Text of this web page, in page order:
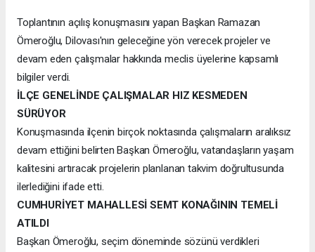
Toplantının açılış konuşmasını yapan Başkan Ramazan
Ömeroğlu, Dilovası'nın geleceğine yön verecek projeler ve
devam eden çalışmalar hakkında meclis üyelerine kapsamlı
bilgiler verdi.
İLÇE GENELİNDE ÇALIŞMALAR HIZ KESMEDEN
SÜRÜYOR
Konuşmasında ilçenin birçok noktasında çalışmaların aralıksız
devam ettiğini belirten Başkan Ömeroğlu, vatandaşların yaşam
kalitesini artıracak projelerin planlanan takvim doğrultusunda
ilerlediğini ifade etti.
CUMHURİYET MAHALLESİ SEMT KONAĞININ TEMELİ
ATILDI
Başkan Ömeroğlu, seçim döneminde sözünü verdikleri